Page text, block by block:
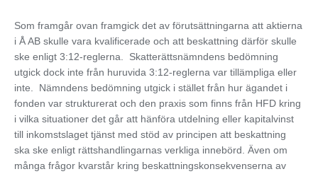
Som framgår ovan framgick det av förutsättningarna att aktierna
i Å AB skulle vara kvalificerade och att beskattning därför skulle
ske enligt 3:12-reglerna. Skatterättsnämndens bedömning
utgick dock inte från huruvida 3:12-reglerna var tillämpliga eller
inte. Nämndens bedömning utgick i stället från hur ägandet i
fonden var strukturerat och den praxis som finns från HFD kring
i vilka situationer det går att hänföra utdelning eller kapitalvinst
till inkomstslaget tjänst med stöd av principen att beskattning
ska ske enligt rättshandlingarnas verkliga innebörd. Även om
många frågor kvarstår kring beskattningskonsekvenserna av